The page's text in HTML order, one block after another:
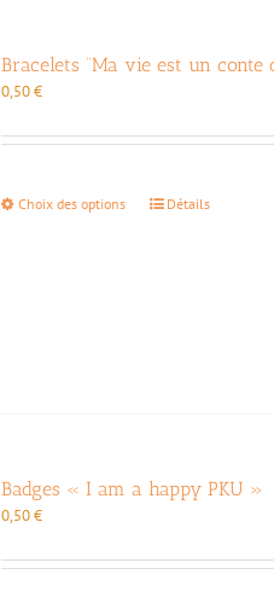
Bracelets “Ma vie est un conte
0,50€
Choix des options
Ce
page
Détails
Badges « I am a happy PKU »
0,50€